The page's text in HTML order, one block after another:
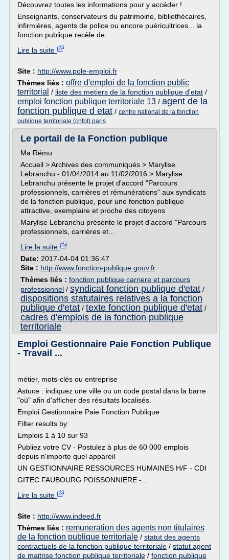
Découvrez toutes les informations pour y accéder !
Enseignants, conservateurs du patrimoine, bibliothécaires,
infirmières, agents de police ou encore puéricultrices... la
fonction publique recèle de...
Lire la suite
Site : http://www.pole-emploi.fr
Thèmes liés : offre d'emploi de la fonction public
territorial / liste des metiers de la fonction publique d'etat /
emploi fonction publique territoriale 13 / agent de la
fonction publique d etat / centre national de la fonction
publique territoriale (cnfpt) paris
Le portail de la Fonction publique
Ma Rému
Accueil > Archives des communiqués > Marylise
Lebranchu - 01/04/2014 au 11/02/2016 > Marylise
Lebranchu présente le projet d'accord "Parcours
professionnels, carrières et rémunérations" aux syndicats
de la fonction publique, pour une fonction publique
attractive, exemplaire et proche des citoyens
Marylise Lebranchu présente le projet d'accord "Parcours
professionnels, carrières et...
Lire la suite
Date: 2017-04-04 01:36:47
Site : http://www.fonction-publique.gouv.fr
Thèmes liés : fonction publique carriere et parcours
professionnel / syndicat fonction publique d'etat /
dispositions statutaires relatives a la fonction
publique d'etat / texte fonction publique d'etat /
cadres d'emplois de la fonction publique
territoriale
Emploi Gestionnaire Paie Fonction Publique
- Travail ...
métier, mots-clés ou entreprise
Astuce : indiquez une ville ou un code postal dans la barre
"où" afin d'afficher des résultats localisés.
Emploi Gestionnaire Paie Fonction Publique
Filter results by:
Emplois 1 à 10 sur 93
Publiez votre CV - Postulez à plus de 60 000 emplois
depuis n'importe quel appareil
UN GESTIONNAIRE RESSOURCES HUMAINES H/F - CDI
GITEC FAUBOURG POISSONNIERE -...
Lire la suite
Site : http://www.indeed.fr
Thèmes liés : remuneration des agents non titulaires
de la fonction publique territoriale / statut des agents
contractuels de la fonction publique territoriale / statut agent
de maitrise fonction publique territoriale / fonction publique